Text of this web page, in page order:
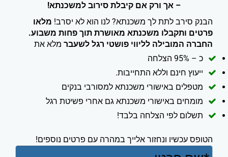
– אך ורק אם קיבלת סירוב למשכנתא!
הבנק סירב לתת לך משכנתא? לנו הוא לא יסרב! מלאו
פרטים ותקבלו משכנתא מאושרת תוך פחות משבוע.
החברה המובילה לליווי פושטי רגל לשעבר
כ – 95% הצלחה
ייעוץ חינם וללא התחייבות.
מטפלים באישורי משכנתא למסורבי בנקים
מומחים באישורי משכנתא גם אחרי פשיטת רגל
תשלום לפי הצלחה בלבד!
מלא את
הטופס עכשיו ונחזור אלייך במהרה עם פרטים נוספים!